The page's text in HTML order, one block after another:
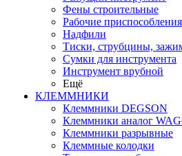
Фены строительные
Рабочие приспособления
Надфили
Тиски, струбцины,
Сумки для инструмента
Инструмент врубной
Ещё
КЛЕММНИКИ
Клеммники DEGSON
Клеммники аналог
Клеммники разрывные
Клеммные колодки